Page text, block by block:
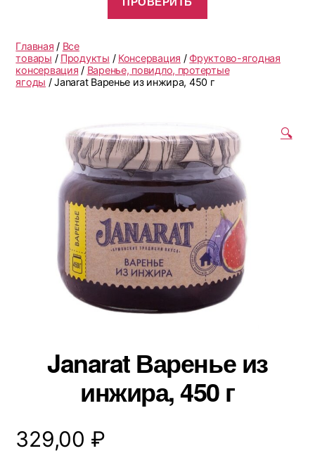
Главная / Все
товары / Продукты / Консервация / Фруктово-ягодная
консервация / Варенье, повидло, протертые
ягоды / Janarat Варенье из инжира, 450 г
🔍
Janarat Варенье из
инжира, 450 г
329,00 ₽